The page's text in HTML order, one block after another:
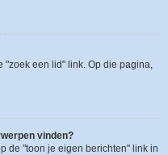
"zoek een lid" link. Op die pagina,
vinden?
de "toon je eigen berichten" link in